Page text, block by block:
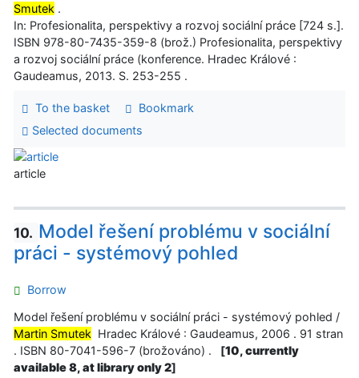
Smutek .
In: Profesionalita, perspektivy a rozvoj sociální práce [724 s.].
ISBN 978-80-7435-359-8 (brož.) Profesionalita, perspektivy
a rozvoj sociální práce (konference. Hradec Králové :
Gaudeamus, 2013. S. 253-255 .
To the basket
Bookmark
Selected documents
article
10. Model řešení problému v sociální
práci - systémový pohled
Borrow
Model řešení problému v sociální práci - systémový pohled /
Martin Smutek Hradec Králové : Gaudeamus, 2006 . 91 stran
. ISBN 80-7041-596-7 (brožováno) .
[10, currently
available 8, at library only 2]